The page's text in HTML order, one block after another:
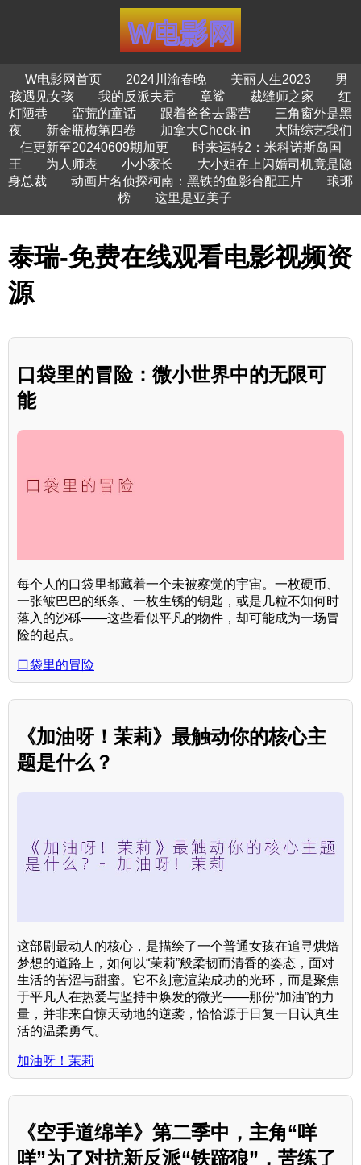
W电影网首页 2024川渝春晚 美丽人生2023
男
孩遇见女孩
我的反派夫君 章鲨 裁缝师之家
红
灯陋巷
蛮荒的童话 跟着爸爸去露营
三角窗外是黑
夜
新金瓶梅第四卷 加拿大Check-in
大陆综艺我们
仨更新至20240609期加更
时来运转2：米科诺斯岛国
王
为人师表 小小家长
大小姐在上闪婚司机竟是隐
身总裁
动画片名侦探柯南：黑铁的鱼影台配正片
琅琊
榜
这里是亚美子
泰瑞-免费在线观看电影视频资
源
口袋里的冒险：微小世界中的无限可
能
每个人的口袋里都藏着一个未被察觉的宇宙。一枚硬币、
一张皱巴巴的纸条、一枚生锈的钥匙，或是几粒不知何时
落入的沙砾——这些看似平凡的物件，却可能成为一场冒
险的起点。
口袋里的冒险
《加油呀！茉莉》最触动你的核心主
题是什么？
这部剧最动人的核心，是描绘了一个普通女孩在追寻烘焙
梦想的道路上，如何以“茉莉”般柔韧而清香的姿态，面对
生活的苦涩与甜蜜。它不刻意渲染成功的光环，而是聚焦
于平凡人在热爱与坚持中焕发的微光——那份“加油”的力
量，并非来自惊天动地的逆袭，恰恰源于日复一日认真生
活的温柔勇气。
加油呀！茉莉
《空手道绵羊》第二季中，主角“咩
咩”为了对抗新反派“铁蹄狼”，苦练了